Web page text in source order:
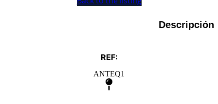
Descripción
REF:
ANTEQ1